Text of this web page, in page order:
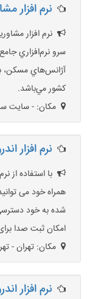
نرم افزار
نرم افزار
سرو نرم‌افزاري
آژانس‌هاي مسکن،
کشور مي‌باشد.
مکان: - سایت
نرم افزار
با استفاده از
همراه خود می
شده به خود
امکان ثبت صدا
مکان: تهران -
نرم افزار